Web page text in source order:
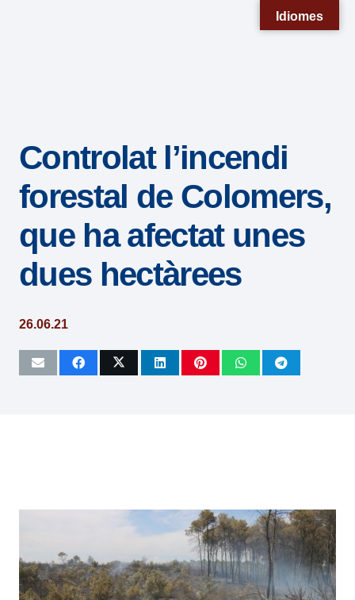
sistema
accesibilidad.
Controlat l’incendi
forestal de Colomers,
que ha afectat unes
dues hectàrees
26.06.21
Idiomes